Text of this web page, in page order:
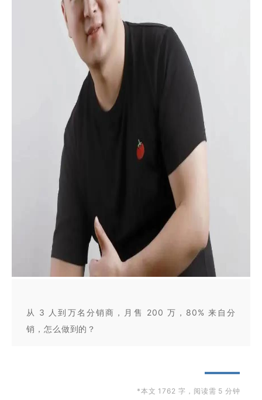
从 3 人到万名分销商，月售 200 万，80% 来自分
销，怎么做到的？
*本文 1762 字， 阅读需 5 分钟